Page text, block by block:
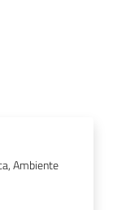
Ambiente